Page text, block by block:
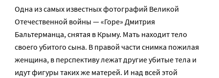
Одна из самых известных фотографий Великой
Отечественной войны — «Горе» Дмитрия
Бальтерманца, снятая в Крыму. Мать находит тело
своего убитого сына. В правой части снимка пожилая
женщина, в перспективу лежат другие убитые тела и
идут фигуры таких же матерей. И над всей этой